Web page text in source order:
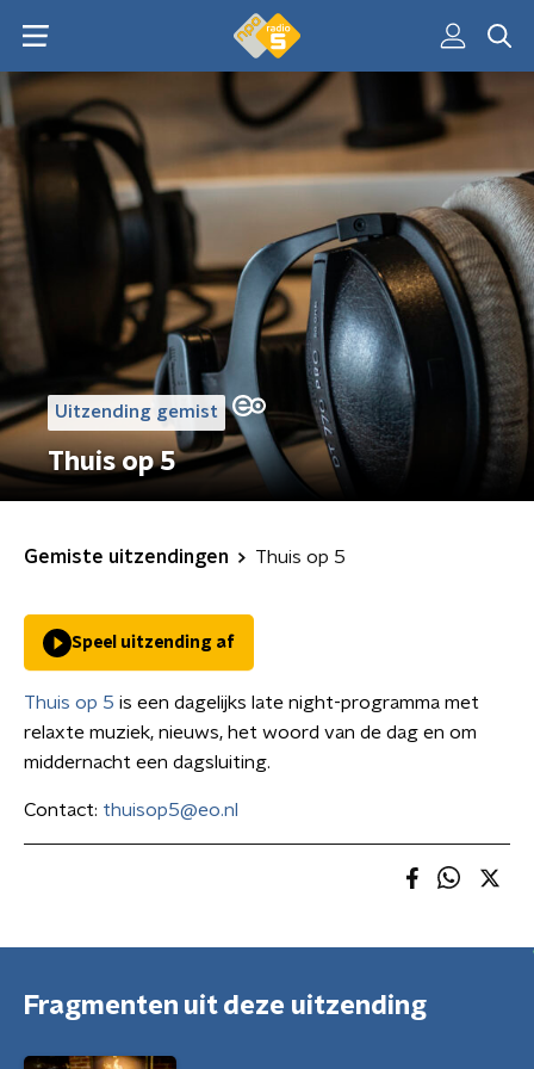
Uitzending gemist
Thuis op 5
Gemiste uitzendingen Thuis op 5
Speel uitzending af
Thuis op 5 is een dagelijks late night-programma met
relaxte muziek, nieuws, het woord van de dag en om
middernacht een dagsluiting.
Contact: thuisop5@eo.nl
Fragmenten uit deze uitzending